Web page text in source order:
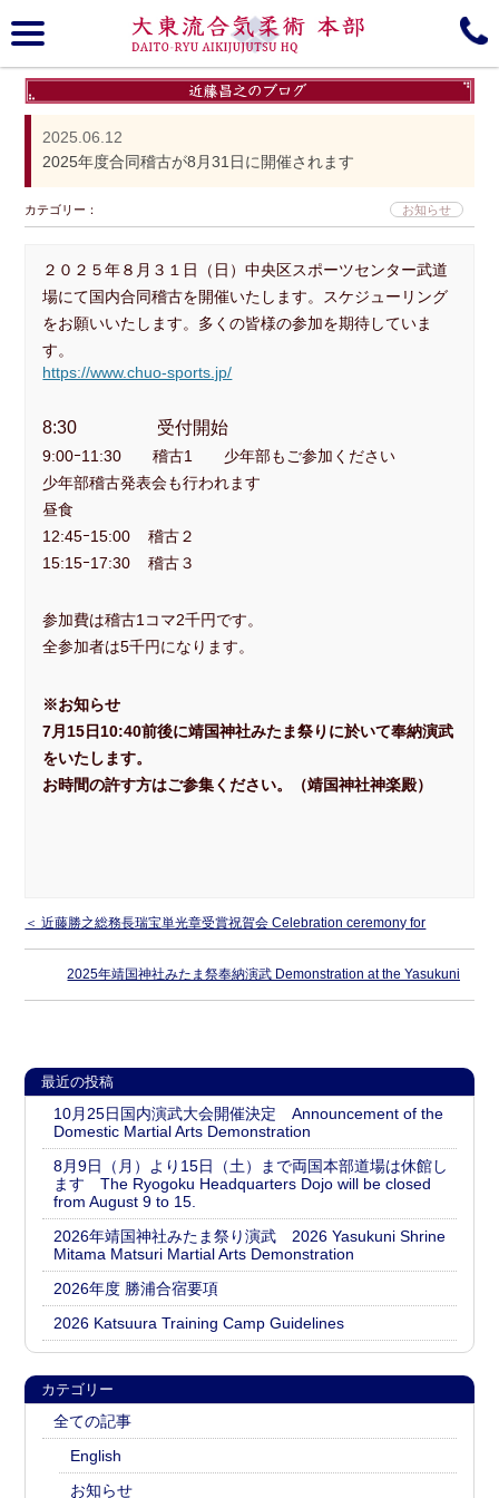
商標登録
Media gallery 所属道場＆Branches
YouTube 見学無料体験会
Facebook
明鏡止水
正伝・大東流合気柔術大全
▼ 本部道場
▼ 一刀流剣術
About Daito-ryu Our History
大東流合気柔術, 本部, Daito-ryu, Aiki-jujutsu
2025.06.12
2025年度合同稽古が8月31日に開催されます
カテゴリー： お知らせ
２０２５年８月３１日（日）中央区スポーツセンター武道
場にて国内合同稽古を開催いたします。スケジューリング
をお願いいたします。多くの皆様の参加を期待していま
す。
https://www.chuo-sports.jp/
8:30 受付開始
9:00ｰ11:30 稽古1 少年部もご参加ください
少年部稽古発表会も行われます
昼食
12:45ｰ15:00 稽古２
15:15ｰ17:30 稽古３
参加費は稽古1コマ2千円です。
全参加者は5千円になります。
※お知らせ
7月15日10:40前後に靖国神社みたま祭りに於いて奉納演武
をいたします。
お時間の許す方はご参集ください。（靖国神社神楽殿）
＜ 近藤勝之総務長瑞宝単光章受賞祝賀会 Celebration ceremony for
Somutyo Katsuyuki Kondo sensei, receiving the Order of the Zuihou-
2025年靖国神社みたま祭奉納演武 Demonstration at the Yasukuni
最近の投稿
10月25日国内演武大会開催決定 Announcement of the
Domestic Martial Arts Demonstration
8月9日（月）より15日（土）まで両国本部道場は休館し
ます The Ryogoku Headquarters Dojo will be closed
from August 9 to 15.
2026年靖国神社みたま祭り演武 2026 Yasukuni Shrine
Mitama Matsuri Martial Arts Demonstration
2026年度 勝浦合宿要項
2026 Katsuura Training Camp Guidelines
カテゴリー
全ての記事
English
お知らせ